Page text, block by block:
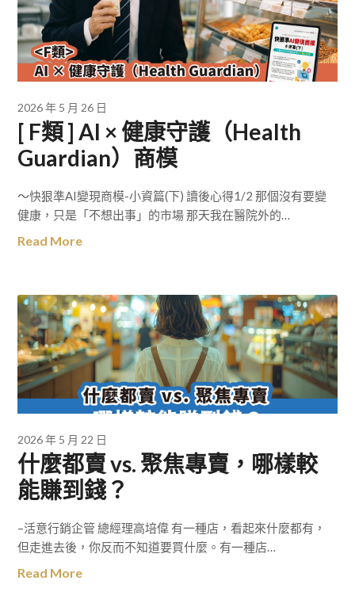
2026 年 5 月 26 日
[ F類 ] AI × 健康守護（Health
Guardian）商模
～快狠準AI變現商模-小資篇(下) 讀後心得1/2 那個沒有要變
健康，只是「不想出事」的市場 那天我在醫院外的…
Read More
2026 年 5 月 22 日
什麼都賣 vs. 聚焦專賣，哪樣較
能賺到錢？
–活意行銷企管 總經理高培偉 有一種店，看起來什麼都有，
但走進去後，你反而不知道要買什麼。有一種店…
Read More